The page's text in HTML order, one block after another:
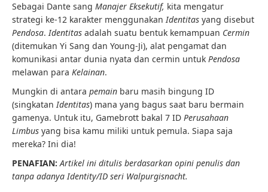
Sebagai Dante sang Manajer Eksekutif, kita mengatur
strategi ke-12 karakter menggunakanIdentitas yang disebut
Pendosa.Identitas adalah suatu bentuk kemampuan Cermin
(ditemukan Yi Sang dan Young-Ji), alat pengamat dan
komunikasi antar dunia nyata dan cermin untuk Pendosa
melawan para Kelainan.
Mungkin di antara pemain baru masih bingung ID
(singkatanIdentitas) mana yang bagus saat baru bermain
gamenya. Untuk itu, Gamebrott bakal 7 ID Perusahaan
Limbus yang bisa kamu miliki untuk pemula. Siapa saja
mereka? Ini dia!
PENAFIAN:Artikel ini ditulis berdasarkan opini penulis dan
tanpa adanya Identity/ID seri Walpurgisnacht.